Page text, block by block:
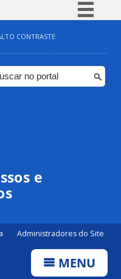
Simplifique!
Comunica BR
Participe
CONTRASTE
e
Administradores do Site
MENU